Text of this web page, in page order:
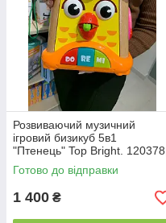
Розвиваючий музичний
ігровий бизикуб 5в1
"Птенець" Top Bright. 120378,
розмір 20,6х22х21,5 см, від
18 місяців
Готово до відправки
1 400 ₴